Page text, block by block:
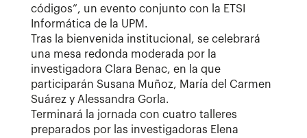
códigos”, un evento conjunto con la ETSI
Informática de la UPM.
Tras la bienvenida institucional, se celebrará
una mesa redonda moderada por la
investigadora Clara Benac, en la que
participarán Susana Muñoz, María del Carmen
Suárez y Alessandra Gorla.
Terminará la jornada con cuatro talleres
preparados por las investigadoras Elena